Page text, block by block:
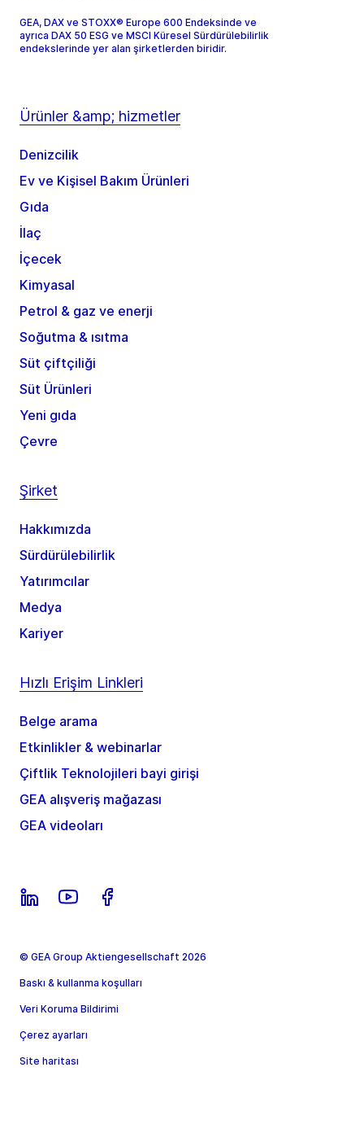
GEA, DAX ve STOXX® Europe 600 Endeksinde ve
ayrıca DAX 50 ESG ve MSCI Küresel Sürdürülebilirlik
endekslerinde yer alan şirketlerden biridir.
Ürünler &amp; hizmetler
Denizcilik
Ev ve Kişisel Bakım Ürünleri
Gıda
İlaç
İçecek
Kimyasal
Petrol & gaz ve enerji
Soğutma & ısıtma
Süt çiftçiliği
Süt Ürünleri
Yeni gıda
Çevre
Şirket
Hakkımızda
Sürdürülebilirlik
Yatırımcılar
Medya
Kariyer
Hızlı Erişim Linkleri
Belge arama
Etkinlikler & webinarlar
Çiftlik Teknolojileri bayi girişi
GEA alışveriş mağazası
GEA videoları
© GEA Group Aktiengesellschaft 2026
Baskı & kullanma koşulları
Veri Koruma Bildirimi
Çerez ayarları
Site haritası